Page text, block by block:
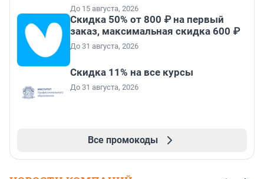
До 15 августа, 2026
Скидка 50% от 800 ₽ на первый
заказ, максимальная скидка 600 ₽
До 31 августа, 2026
Скидка 11% на все курсы
До 31 августа, 2026
Все промокоды